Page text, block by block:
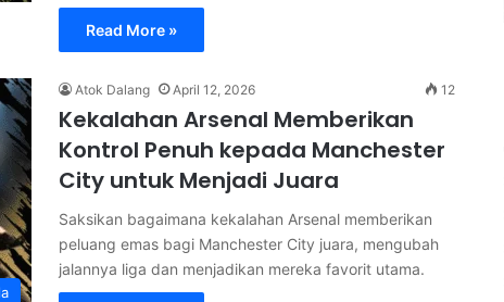
Read More »
Atok Dalang April 12, 2026 12
Kekalahan Arsenal Memberikan
Kontrol Penuh kepada Manchester
City untuk Menjadi Juara
Saksikan bagaimana kekalahan Arsenal memberikan
peluang emas bagi Manchester City juara, mengubah
jalannya liga dan menjadikan mereka favorit utama.